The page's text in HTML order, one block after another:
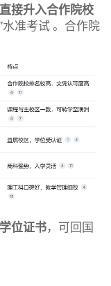
直接升入合作院校
水准考试 。合作院
位证书，可回国